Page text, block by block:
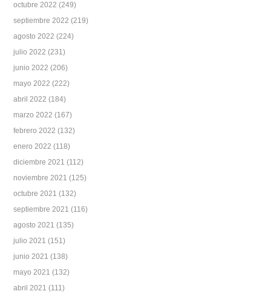
octubre 2022 (249)
septiembre 2022 (219)
agosto 2022 (224)
julio 2022 (231)
junio 2022 (206)
mayo 2022 (222)
abril 2022 (184)
marzo 2022 (167)
febrero 2022 (132)
enero 2022 (118)
diciembre 2021 (112)
noviembre 2021 (125)
octubre 2021 (132)
septiembre 2021 (116)
agosto 2021 (135)
julio 2021 (151)
junio 2021 (138)
mayo 2021 (132)
abril 2021 (111)